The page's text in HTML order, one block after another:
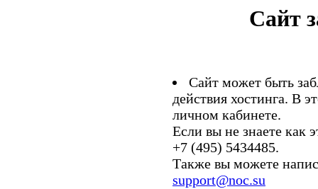
Сайт
Сайт может быть
действия хостинга. В
личном кабинете.
Если вы не знаете как
+7 (495) 5434485.
Также вы можете
support@noc.su